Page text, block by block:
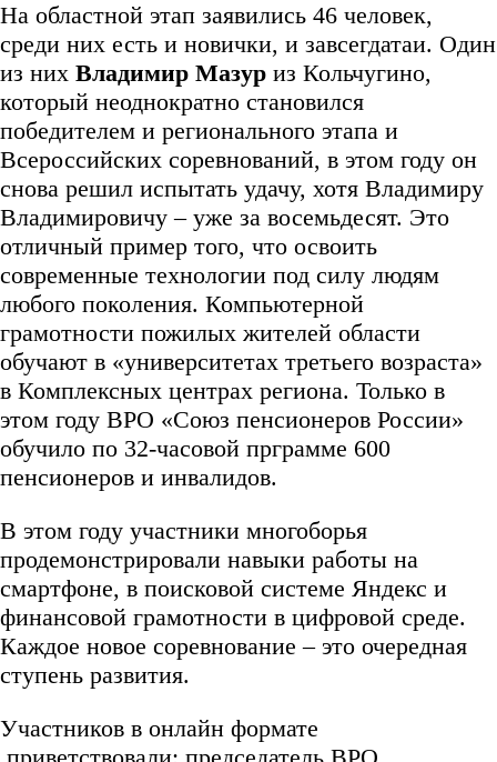
На областной этап заявились 46 человек,
среди них есть и новички, и завсегдатаи. Один
из них Владимир Мазур из Кольчугино,
который неоднократно становился
победителем и регионального этапа и
Всероссийских соревнований, в этом году он
снова решил испытать удачу, хотя Владимиру
Владимировичу – уже за восемьдесят. Это
отличный пример того, что освоить
современные технологии под силу людям
любого поколения. Компьютерной
грамотности пожилых жителей области
обучают в «университетах третьего возраста»
в Комплексных центрах региона. Только в
этом году ВРО «Союз пенсионеров России»
обучило по 32-часовой прграмме 600
пенсионеров и инвалидов.
В этом году участники многоборья
продемонстрировали навыки работы на
смартфоне, в поисковой системе Яндекс и
финансовой грамотности в цифровой среде.
Каждое новое соревнование – это очередная
ступень развития.
Участников в онлайн формате